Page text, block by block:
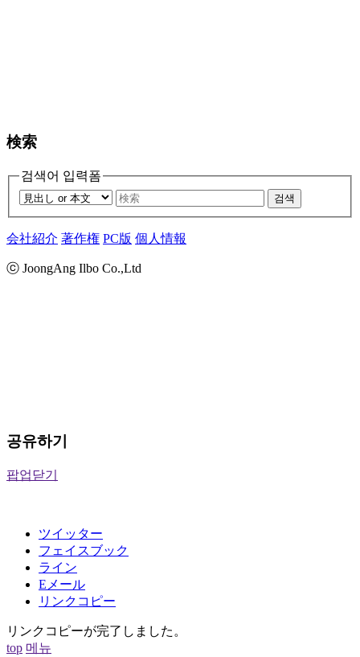
検索
검색어 입력폼
검색
会社紹介 著作権 PC版 個人情報
ⓒ JoongAng Ilbo Co.,Ltd
공유하기
팝업닫기
ツイッター
フェイスブック
ライン
Eメール
リンクコピー
リンクコピーが完了しました。
top 메뉴